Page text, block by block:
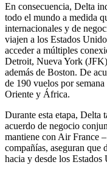
En consecuencia, Delta
todo el mundo a medida
internacionales y de
viajen a los Estados
acceder a múltiples
Detroit, Nueva York
además de Boston. De
de 190 vuelos por
Oriente y África.
Durante esta etapa, Delta
acuerdo de negocio
mantiene con Air France
compañías, aseguran que
hacia y desde los Estados